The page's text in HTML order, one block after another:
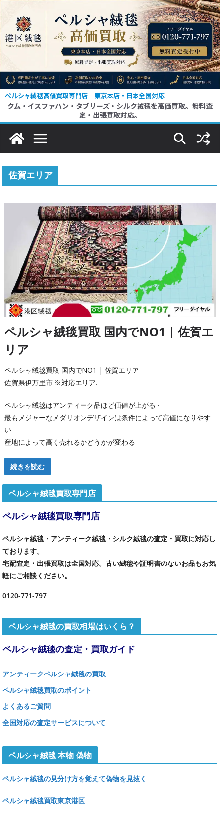
テ
へ
ス
ッ
ペルシャ絨毯高価買取専門店｜東京本店・日本全国対応
クム・イスファハン・タブリーズ・シルク絨毯を高価買取。無料査
定・出張買取対応。
佐賀エリア
ペルシャ絨毯買取 国内でNO1 | 佐賀エ
リア
ペルシャ絨毯買取 国内でNO1 | 佐賀エリア
佐賀県伊万里市 ※対応エリア.
ペルシャ絨毯はアンティーク品ほど価値が上がる ·
最もメジャーなメダリオンデザインは条件によって高値になりやす
い
産地によって高く売れるかどうかが変わる
続きを読む
ペルシャ絨毯買取専門店
ペルシャ絨毯買取専門店
ペルシャ絨毯・アンティーク絨毯・シルク絨毯の査定・買取に対応し
ております。
宅配査定・出張買取は全国対応。古い絨毯や証明書のないお品もお気
軽にご相談ください。
0120-771-797
ペルシャ絨毯の買取相場はいくら？
ペルシャ絨毯の査定・買取ガイド
アンティークペルシャ絨毯の買取
ペルシャ絨毯買取のポイント
よくあるご質問
全国対応の査定サービスについて
ペルシャ絨毯 本物 偽物
ペルシャ絨毯の見分け方を覚えて偽物を見抜く
ペルシャ絨毯買取東京港区